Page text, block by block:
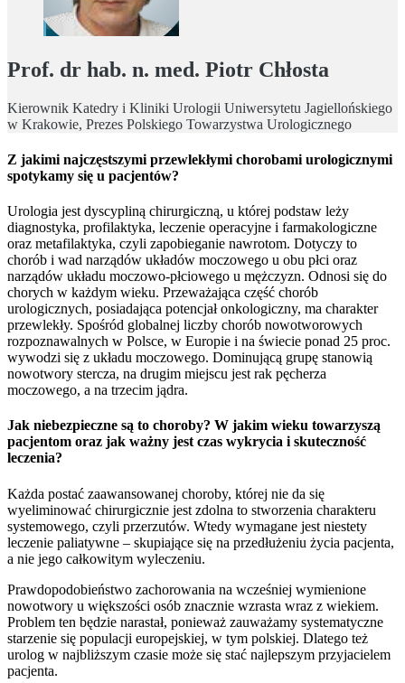
Prof. dr hab. n. med. Piotr Chłosta
Kierownik Katedry i Kliniki Urologii Uniwersytetu Jagiellońskiego
w Krakowie, Prezes Polskiego Towarzystwa Urologicznego
Z jakimi najczęstszymi przewlekłymi chorobami urologicznymi
spotykamy się u pacjentów?
Urologia jest dyscypliną chirurgiczną, u której podstaw leży
diagnostyka, profilaktyka, leczenie operacyjne i farmakologiczne
oraz metafilaktyka, czyli zapobieganie nawrotom. Dotyczy to
chorób i wad narządów układów moczowego u obu płci oraz
narządów układu moczowo-płciowego u mężczyzn. Odnosi się do
chorych w każdym wieku. Przeważająca część chorób
urologicznych, posiadająca potencjał onkologiczny, ma charakter
przewlekły. Spośród globalnej liczby chorób nowotworowych
rozpoznawalnych w Polsce, w Europie i na świecie ponad 25 proc.
wywodzi się z układu moczowego. Dominującą grupę stanowią
nowotwory stercza, na drugim miejscu jest rak pęcherza
moczowego, a na trzecim jądra.
Jak niebezpieczne są to choroby? W jakim wieku towarzyszą
pacjentom oraz jak ważny jest czas wykrycia i skuteczność
leczenia?
Każda postać zaawansowanej choroby, której nie da się
wyeliminować chirurgicznie jest zdolna to stworzenia charakteru
systemowego, czyli przerzutów. Wtedy wymagane jest niestety
leczenie paliatywne – skupiające się na przedłużeniu życia pacjenta,
a nie jego całkowitym wyleczeniu.
Prawdopodobieństwo zachorowania na wcześniej wymienione
nowotwory u większości osób znacznie wzrasta wraz z wiekiem.
Problem ten będzie narastał, ponieważ zauważamy systematyczne
starzenie się populacji europejskiej, w tym polskiej. Dlatego też
urolog w najbliższym czasie może się stać najlepszym przyjacielem
pacjenta.